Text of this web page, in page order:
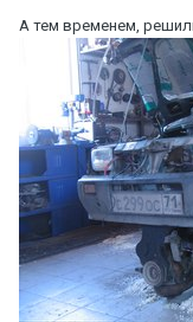
А тем временем,